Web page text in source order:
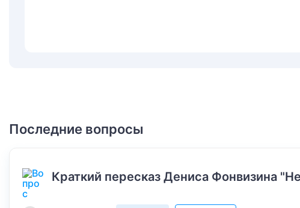
Последние вопросы
Краткий пересказ Дениса Фонвизина